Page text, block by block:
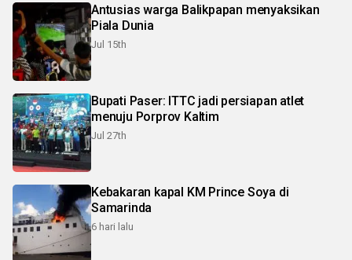
Antusias warga Balikpapan menyaksikan
Piala Dunia
Jul 15th
Bupati Paser: ITTC jadi persiapan atlet
menuju Porprov Kaltim
Jul 27th
Kebakaran kapal KM Prince Soya di
Samarinda
6 hari lalu